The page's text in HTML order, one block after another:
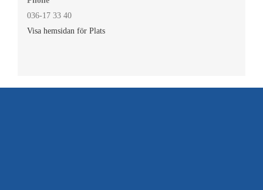
036-17 33 40
Visa hemsidan för Plats